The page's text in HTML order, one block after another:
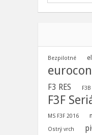
Bezpilotné
F3 RES F3B
F3F
MS F3F 2016
Ostrý vrch